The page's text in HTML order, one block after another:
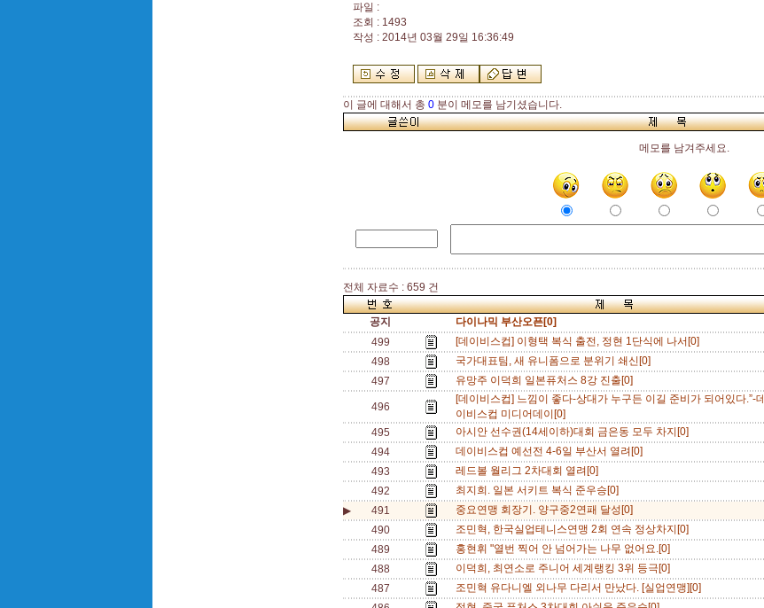
파일 :
조회 : 1493
작성 : 2014년 03월 29일 16:36:49
이 글에 대해서 총 0 분이 메모를 남기셨습니다.
메모를 남겨주세요.
전체 자료수 : 659 건
공지 다이나믹 부산오픈[0]
499
[데이비스컵] 이형택 복식 출전, 정현 1단식에 나서[0]
498
국가대표팀, 새 유니폼으로 분위기 쇄신[0]
497
유망주 이덕희 일본퓨처스 8강 진출[0]
496
[데이비스컵] 느낌이 좋다-상대가 누구든 이길 준비가 되어있다.”-데
이비스컵 미디어데이[0]
495 아시안 선수권(14세이하)대회 금은동 모두 차지[0]
494
데이비스컵 예선전 4-6일 부산서 열려[0]
493
레드볼 월리그 2차대회 열려[0]
492
최지희. 일본 서키트 복식 준우승[0]
▶
491 중요연맹 회장기. 양구중2연패 달성[0]
490
조민혁, 한국실업테니스연맹 2회 연속 정상차지[0]
489
홍현휘 "열번 찍어 안 넘어가는 나무 없어요.[0]
488
이덕희, 최연소로 주니어 세계랭킹 3위 등극[0]
487
조민혁 유다니엘 외나무 다리서 만났다. [실업연맹][0]